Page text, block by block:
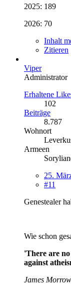
2025: 189
2026: 70
Inhalt
Zitieren
Viper
Administrator
Erhaltene
102
Beiträge
8.787
Wohnort
Armeen
25.
#11
Genestealer
Wie schon
'There are
against
James Morrow